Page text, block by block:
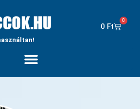
0 Ft
0